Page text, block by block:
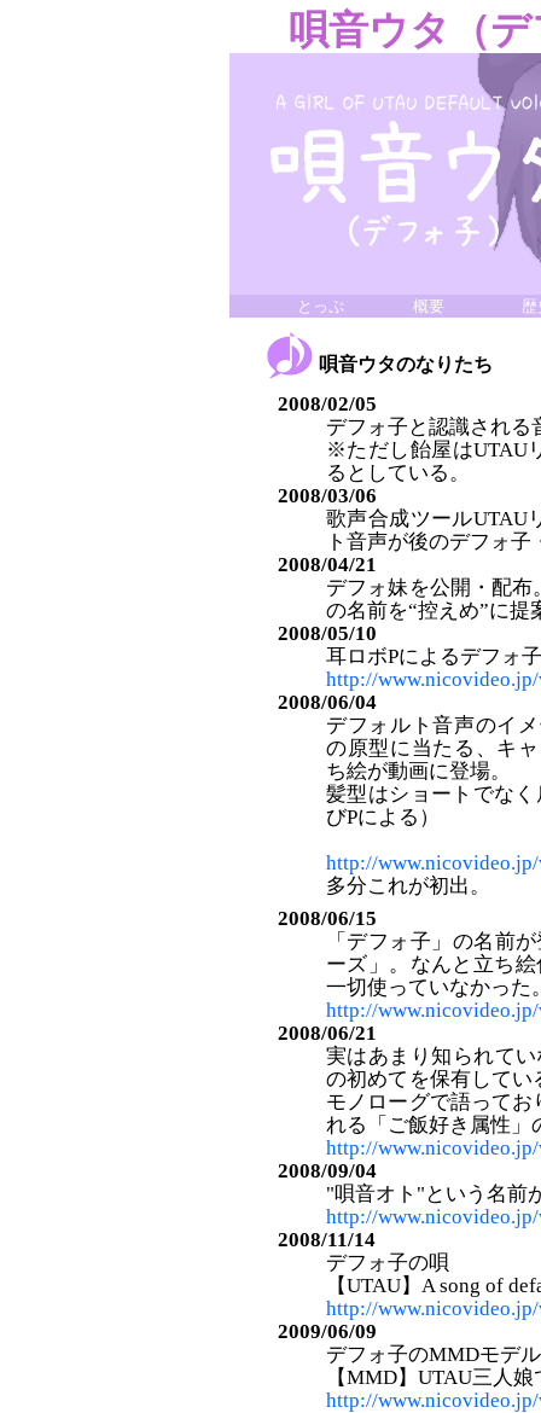
唄音ウタ（
とっぷ 概要 歴
唄音ウタのなりたち
2008/02/05
デフォ子と認識される
※ただし飴屋はUTAU
るとしている。
2008/03/06
歌声合成ツールUTAU
ト音声が後のデフォ
2008/04/21
デフォ妹を公開・配
の名前を“控えめ”に提
2008/05/10
耳ロボPによるデフォ
http://
2008/06/04
デフォルト音声のイ
の原型に当たる、キ
ち絵が動画に登場。
髪型はショートでな
びPによる）
http://
多分これが初出。
2008/06/15
「デフォ子」の名前
ーズ」。なんと立ち
一切使っていなかった
http://
2008/06/21
実はあまり知られて
の初めてを保有して
モノローグで語って
れる「ご飯好き属性」
http://
2008/09/04
"唄音オト"という名前
http://
2008/11/14
デフォ子の唄
【UTAU】A song of
http://
2009/06/09
デフォ子のMMDモデ
【MMD】UTAU三人
http://